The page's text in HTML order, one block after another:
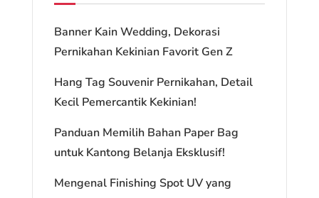
Banner Kain Wedding, Dekorasi
Pernikahan Kekinian Favorit Gen Z
Hang Tag Souvenir Pernikahan, Detail
Kecil Pemercantik Kekinian!
Panduan Memilih Bahan Paper Bag
untuk Kantong Belanja Eksklusif!
Mengenal Finishing Spot UV yang